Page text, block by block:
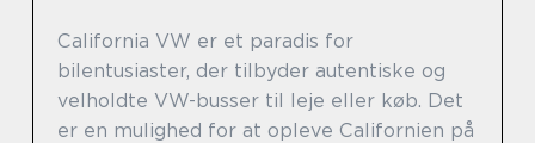
California VW er et paradis for
bilentusiaster, der tilbyder autentiske og
velholdte VW-busser til leje eller køb. Det
er en mulighed for at opleve Californien på